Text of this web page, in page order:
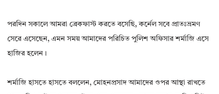
পরদিন সকালে আমরা ব্রেকফাস্ট করতে বসেছি, কর্নেল সবে প্রাতঃভ্রমণ
সেরে এসেছেন, এমন সময় আমাদের পরিচিত পুলিশ অফিসার শর্মাজি এসে
হাজির হলেন।
শর্মাজি হাসতে হাসতে বললেন, মোহনপ্রসাদ আমাদের ওপর আস্থা রাখতে